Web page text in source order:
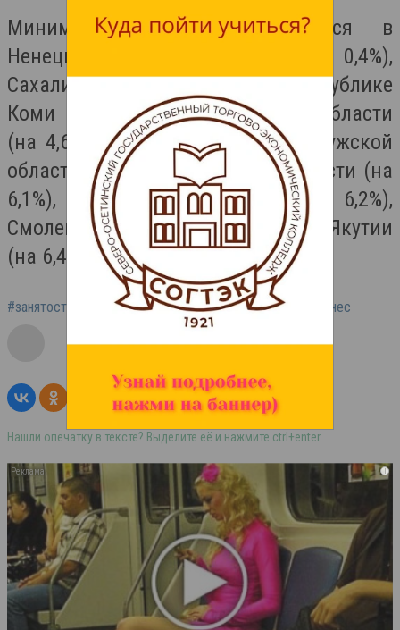
Минимальный рост наблюдался в
Ненецком автономном округе (на 0,4%),
Сахалинской области (на 4%), Республике
Коми (на 4,6%), Архангельской области
(на 4,6%), Чувашии (на 5,2%), Калужской
области (на 5,6%), Рязанской области (на
6,1%), Владимирской области (на 6,2%),
Смоленской области (на 6,2%) и в Якутии
(на 6,4%).
#занятость #работа #малый бизнес #средний бизнес
Нашли опечатку в тексте? Выделите её и нажмите ctrl+enter
i